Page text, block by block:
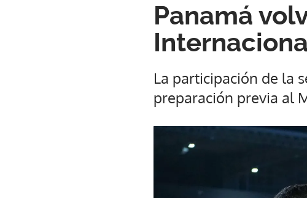
Panamá
La participación de la
preparación previa al